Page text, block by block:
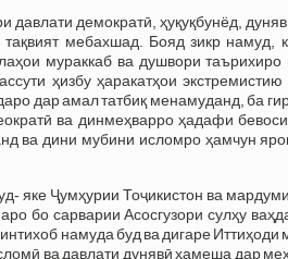
демократӣ, ҳуқуқбунёд,
мебахшад. Бояд зикр намуд,
мураккаб ва душвори таърихиро
ҳизбу ҳаракатҳои
дар амал татбиқ менамуданд, ба
ва динмеҳварро ҳадафи
ва дини мубини исломро ҳамчун
яке Ҷумҳурии Тоҷикистон ва
бо сарварии Асосгузори сулҳу
намуда буд ва дигаре Иттиҳоди
ва давлати дунявӣ ҳамеша дар